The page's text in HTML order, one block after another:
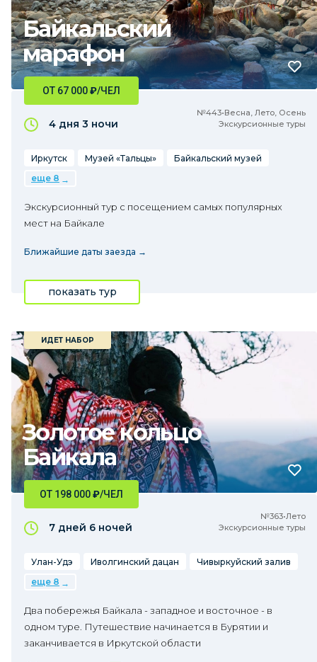
Байкальский
марафон
№443•Весна, Лето, Осень
Экскурсионные туры
ОТ 67 000₽/ЧЕЛ
4 дня 3 ночи
Иркутск Музей «Тальцы»
Байкальский музей
еще 8
Экскурсионный тур с посещением самых популярных
мест на Байкале
Ближайшие даты заезда →
показать тур
Золотое кольцо
Байкала
ИДЕТ НАБОР
№363•Лето
Экскурсионные туры
ОТ 198 000₽/ЧЕЛ
7 дней 6 ночей
Улан-Удэ Иволгинский дацан
Чивыркуйский залив
еще 8
Два побережья Байкала - западное и восточное - в
одном туре. Путешествие начинается в Бурятии и
заканчивается в Иркутской области